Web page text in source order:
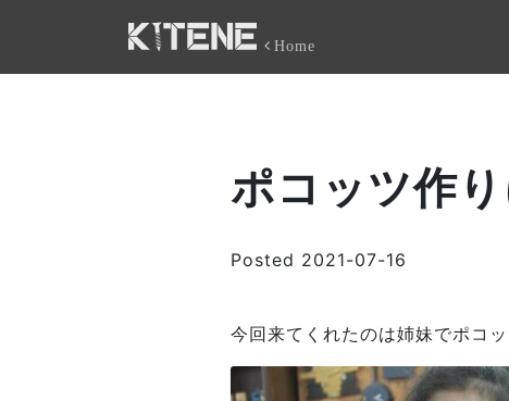
Home
ポコッツ作
Posted 2021-07-16
今回来てくれたのは姉妹でポコ